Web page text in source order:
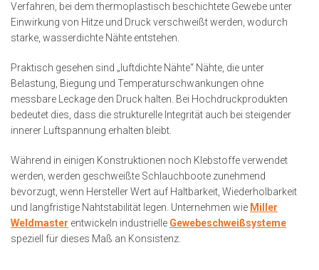
Verfahren, bei dem thermoplastisch beschichtete Gewebe unter
Einwirkung von Hitze und Druck verschweißt werden, wodurch
starke, wasserdichte Nähte entstehen.
Praktisch gesehen sind „luftdichte Nähte“ Nähte, die unter
Belastung, Biegung und Temperaturschwankungen ohne
messbare Leckage den Druck halten. Bei Hochdruckprodukten
bedeutet dies, dass die strukturelle Integrität auch bei steigender
innerer Luftspannung erhalten bleibt.
Während in einigen Konstruktionen noch Klebstoffe verwendet
werden, werden geschweißte Schlauchboote zunehmend
bevorzugt, wenn Hersteller Wert auf Haltbarkeit, Wiederholbarkeit
und langfristige Nahtstabilität legen. Unternehmen wie Miller
Weldmaster entwickeln industrielle Gewebeschweißsysteme
speziell für dieses Maß an Konsistenz.